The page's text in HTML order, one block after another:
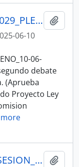
007_ACTA_007-A-AN-2025-2029_PLENO_10-06-25SESION DE PLENO N 007 A ASAMBLEA NACIONAL 2025-2027
06-10
06-
debate
(Aprueba
Proyecto Ley
006_RESUMEN EJECUTIVO_SESION_008-AN-2025-2029_05-06-25SESION DEL PLENO N 008 ASAMBLEA NACIONAL 2025-2027